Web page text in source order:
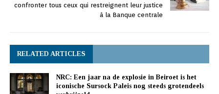
confronter tous ceux qui restreignent leur justice
à la Banque centrale
RELATED ARTICLES
NRC: Een jaar na de explosie in Beiroet is het
iconische Sursock Paleis nog steeds grotendeels